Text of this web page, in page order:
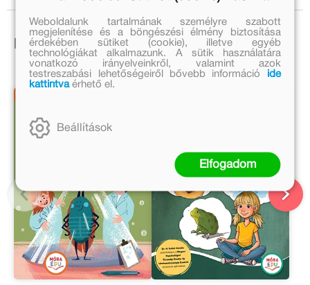
Ezek is érdekelhetnek!
Weboldalunk tartalmának személyre szabott
megjelenítése és a böngészési élmény biztosítása
érdekében sütiket (cookie), illetve egyéb
technológiákat alkalmazunk. A sütik használatára
vonatkozó irányelveinkről, valamint azok
testreszabási lehetőségeiről bővebb információ
ide
kattintvaérhető el.
Beállítások
Elfogadom